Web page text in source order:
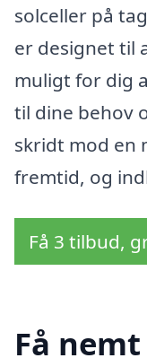
solceller på
er designet til
muligt for dig
til dine behov
skridt mod en
fremtid, og
Få 3 tilbud,
Få